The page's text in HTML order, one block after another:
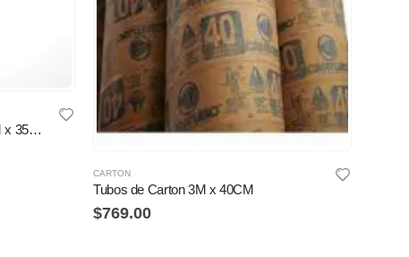
Tubos de Carton para Cimbra 3M x 35CM
CARTON
Tubos de Carton 3M x 40CM
$769.00